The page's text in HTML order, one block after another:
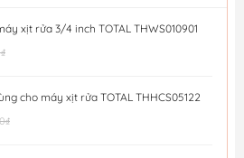
xịt rửa 3/4 inch TOTAL THWS010901
cho máy xịt rửa TOTAL THHCS05122